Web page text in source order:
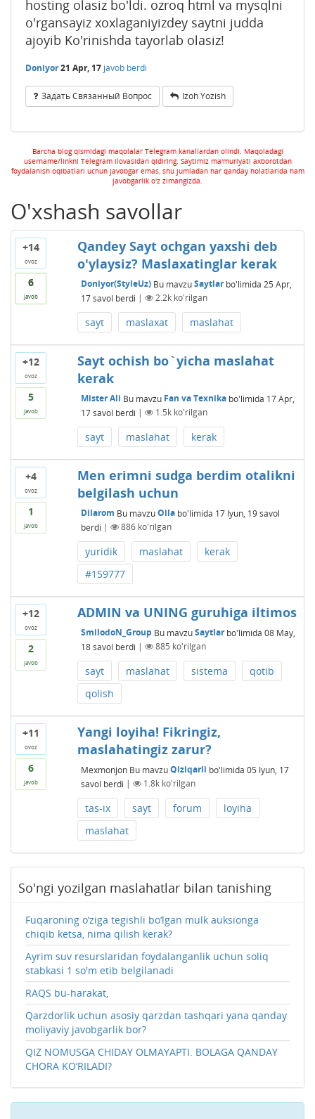
hosting olasiz bo'ldi. ozroq html va mysqlni
o'rgansayiz xoxlaganiyizdey saytni judda
ajoyib Ko'rinishda tayorlab olasiz!
Doniyor21 Apr, 17 javob berdi
Задать Связанный Вопрос Izoh Yozish
Barcha blog qismidagi maqolalar Telegram kanallardan olindi. Maqoladagi
username/linkni Telegram ilovasidan qidiring. Saytimiz ma'muriyati axborotdan
foydalanish oqibatlari uchun javobgar emas, shu jumladan har qanday holatlarida ham
javobgarlik o'z zimangizda.
O'xshash savollar
+14
ovoz
6
javob
Qandey Sayt ochgan yaxshi deb
o'ylaysiz? Maslaxatinglar kerak
Doniyor(StyleUz) Bu mavzuSaytlarbo'limida 25 Apr,
17 savol berdi | 2.2kko'rilgan
sayt maslaxat maslahat
+12
ovoz
5
javob
Sayt ochish bo`yicha maslahat
kerak
Mister Ali Bu mavzu Fan va Texnikabo'limida 17 Apr,
17 savol berdi | 1.5kko'rilgan
sayt maslahat kerak
+4
ovoz
1
javob
Men erimni sudga berdim otalikni
belgilash uchun
Dilarom Bu mavzuOilabo'limida 17 Iyun, 19 savol
berdi | 886ko'rilgan
yuridik maslahat
kerak
#159777
+12
ovoz
2
javob
ADMIN va UNING guruhiga iltimos
SmilodoN_Group Bu mavzuSaytlarbo'limida 08 May,
18 savol berdi | 885 ko'rilgan
sayt maslahat sistema
qotib
qolish
+11
ovoz
6
javob
Yangi loyiha! Fikringiz,
maslahatingiz zarur?
Mexmonjon Bu mavzuQiziqarli bo'limida 05 Iyun, 17
savol berdi | 1.8kko'rilgan
tas-ix sayt forum
loyiha
maslahat
So'ngi yozilgan maslahatlar bilan tanishing
Fuqaroning o‘ziga tegishli bo‘lgan mulk auksionga
chiqib ketsa, nima qilish kerak?
Ayrim suv resurslaridan foydalanganlik uchun soliq
stabkasi 1 so'm etib belgilanadi
RAQS bu-harakat,
Qarzdorlik uchun asosiy qarzdan tashqari yana qanday
moliyaviy javobgarlik bor?
QIZ NOMUSGA CHIDAY OLMAYAPTI. BOLAGA QANDAY
CHORA KO‘RILADI?